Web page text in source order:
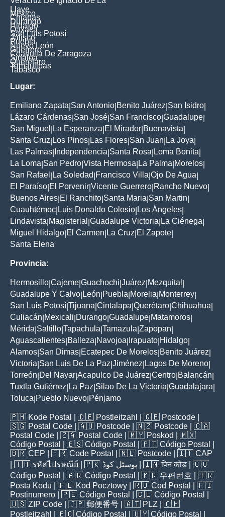
Llave
México
Chiapas
Durango
Hidalgo
Oaxaca
San Luis Potosí
Jalisco
Puebla
Nuevo León
Guerrero
Coahuila De Zaragoza
Sinaloa
Querétaro
Tamaulipas
Tabasco
Lugar:
Emiliano Zapata San Antonio Benito Juárez San Isidro
Lázaro Cárdenas San José San Francisco Guadalupe
San Miguel
La Esperanza El Mirador Buenavista
Santa Cruz Los Pinos Las Flores San Juan La Joya
Las Palmas Independencia Santa Rosa Loma Bonita
La Loma San Pedro Vista Hermosa La Palma Morelos
San Rafael
La Soledad Francisco Villa Ojo De Agua
El Paraíso El Porvenir Vicente Guerrero Rancho Nuevo
Buenos Aires El Ranchito Santa Maria San Martin
Cuauhtémoc Luis Donaldo Colosio Los Ángeles
Lindavista Magisterial Guadalupe Victoria La Ciénega
Miguel Hidalgo El Carmen La Cruz El Zapote
Santa Elena
Provincia:
Hermosillo Cajeme Guachochi Juárez Mezquital
Guadalupe Y Calvo León Puebla Morelia Monterrey
San Luis Potosí Tijuana Cintalapa Querétaro Chihuahua
Culiacán Mexicali Durango Guadalupe Matamoros
Mérida Saltillo Tapachula Tamazula Zapopan
Aguascalientes Balleza Navojoa Irapuato Hidalgo
Alamos San Dimas Ecatepec De Morelos Benito Juárez
Victoria San Luis De La Paz Jiménez Lagos De Moreno
Torreón Del Nayar Acapulco De Juárez Centro Balancán
Tuxtla Gutiérrez La Paz Silao De La Victoria Guadalajara
Toluca Pueblo Nuevo Pénjamo
🇵🇭 Kode Postal | 🇩🇪 Postleitzahl | 🇬🇧 Postcode
🇸🇬 Postal Code | 🇦🇺 Postcode | 🇳🇿 Postcode | 🇨🇦
Postal Code | 🇿🇦 Postal Code | 🇲🇾 Poskod
| 🇲🇽
Código Postal
| 🇪🇸 Código Postal | 🇵🇹 Código Postal
🇧🇷 CEP | 🇫🇷 Code Postal | 🇳🇱 Postcode | 🇮🇹 CAP
| 🇹🇭 รหัสไปรษณีย์ | 🇵🇰 پوسٹل کوڈ | 🇮🇳पिन कोड | 🇨🇴
Código Postal
| 🇦🇷 Código Postal | 🇰🇷 우편번호
| 🇹🇷
Posta Kodu | 🇵🇱 Kod Pocztowy | 🇷🇴 Cod Poștal
| 🇫🇮
Postinumero | 🇵🇪 Código Postal | 🇨🇱 Código Postal
🇺🇸 ZIP Code | 🇯🇵 郵便番号 | 🇦🇹 PLZ | 🇨🇭
Postleitzahl
| 🇪🇨 Código Postal | 🇺🇾 Código Postal